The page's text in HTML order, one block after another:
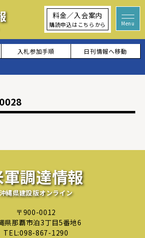
料金／入会案内
購読申込はこちらから
入札参加手順 日刊情報へ移動
軍調達情報
沖縄県建設版オンライン
〒900-0012
県那覇市泊3丁目5番地6
TEL:098-867-1290